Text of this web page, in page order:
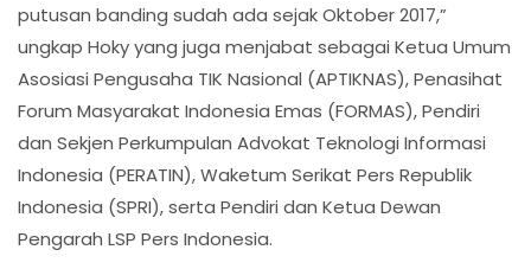
putusan banding sudah ada sejak Oktober 2017,”
ungkap Hoky yang juga menjabat sebagai Ketua Umum
Asosiasi Pengusaha TIK Nasional (APTIKNAS), Penasihat
Forum Masyarakat Indonesia Emas (FORMAS), Pendiri
dan Sekjen Perkumpulan Advokat Teknologi Informasi
Indonesia (PERATIN), Waketum Serikat Pers Republik
Indonesia (SPRI), serta Pendiri dan Ketua Dewan
Pengarah LSP Pers Indonesia.